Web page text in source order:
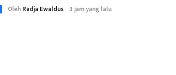
Oleh Radja Ewaldus 3 jam yang lalu